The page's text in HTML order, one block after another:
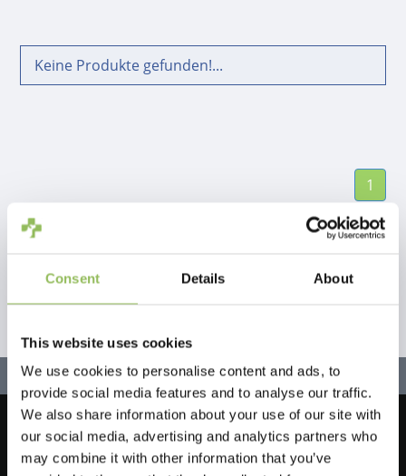
Consent Details About
This website uses cookies
We use cookies to personalise content and ads, to
provide social media features and to analyse our traffic.
We also share information about your use of our site with
our social media, advertising and analytics partners who
may combine it with other information that you’ve
Keine Produkte gefunden!...
1
Lassen Sie uns in Kontakt bleiben!